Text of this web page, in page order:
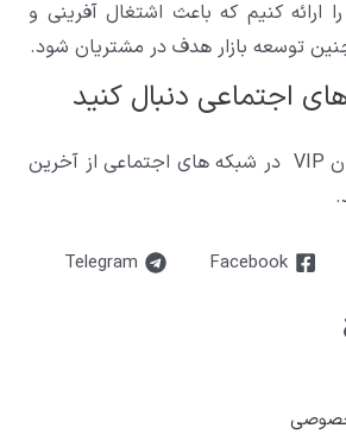
درگاه، خدماتی VIP را ارائه کنیم که باعث اشتغال آفرینی و
توسعه بازار هدف در مشتریان شود.
اجتماعی دنبال کنید
با دنبال کردن پارسیان VIP در شبکه های اجتماعی از آخرین
Facebook
Telegram